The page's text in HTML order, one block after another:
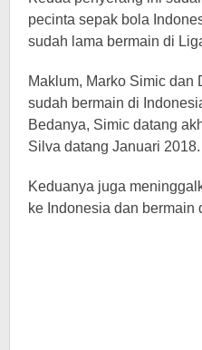
pecinta sepak bola
sudah lama bermain di
Maklum, Marko Simic dan
sudah bermain di
Bedanya, Simic datang
Silva datang Januari 2018.
Keduanya juga
ke Indonesia dan bermain